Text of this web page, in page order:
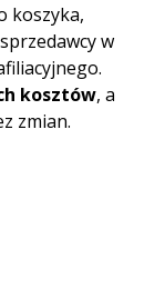
koszyka,
w
kosztów, a
zmian.